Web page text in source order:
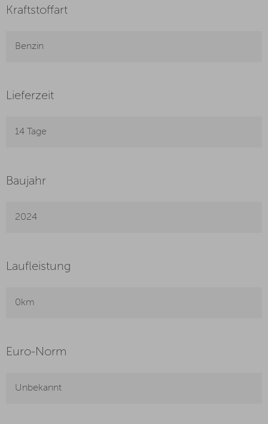
Kraftstoffart
Benzin
Lieferzeit
14 Tage
Baujahr
2024
Laufleistung
0km
Euro-Norm
Unbekannt